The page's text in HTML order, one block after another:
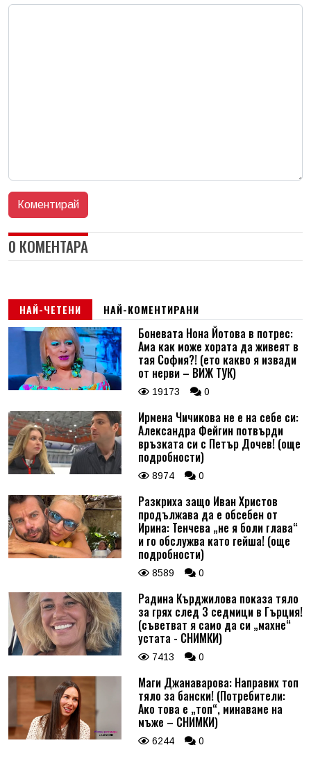
0 КОМЕНТАРА
НАЙ-ЧЕТЕНИ НАЙ-КОМЕНТИРАНИ
Боневата Нона Йотова в потрес:
Ама как може хората да живеят в
тая София?! (ето какво я извади
от нерви – ВИЖ ТУК)
19173 0
Ирмена Чичикова не е на себе си:
Александра Фейгин потвърди
връзката си с Петър Дочев! (още
подробности)
8974 0
Разкриха защо Иван Христов
продължава да е обсебен от
Ирина: Тенчева „не я боли глава“
и го обслужва като гейша! (още
подробности)
8589 0
Радина Кърджилова показа тяло
за грях след 3 седмици в Гърция!
(съветват я само да си „махне“
устата - СНИМКИ)
7413 0
Маги Джанаварова: Направих топ
тяло за бански! (Потребители:
Ако това е „топ“, минаваме на
мъже – СНИМКИ)
6244 0